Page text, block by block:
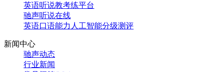
英语听说教考练平台
驰声听说在线
英语口语能力人工智能分级测评
新闻中心
驰声动态
行业新闻